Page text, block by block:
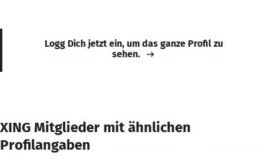
Logg Dich jetzt ein, um das ganze Profil zu
sehen.
XING Mitglieder mit ähnlichen
Profilangaben